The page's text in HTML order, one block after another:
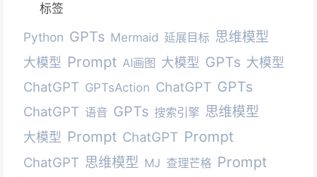
标签
Python GPTs Mermaid 延展目标 思维模型
大模型 Prompt AI画图 大模型 GPTs 大模型
ChatGPT GPTsAction ChatGPT GPTs
ChatGPT 语音 GPTs 搜索引擎 思维模型
大模型 Prompt ChatGPT Prompt
ChatGPT 思维模型 MJ 查理芒格 Prompt